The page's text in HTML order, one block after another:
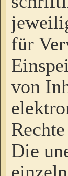
für
von
Die